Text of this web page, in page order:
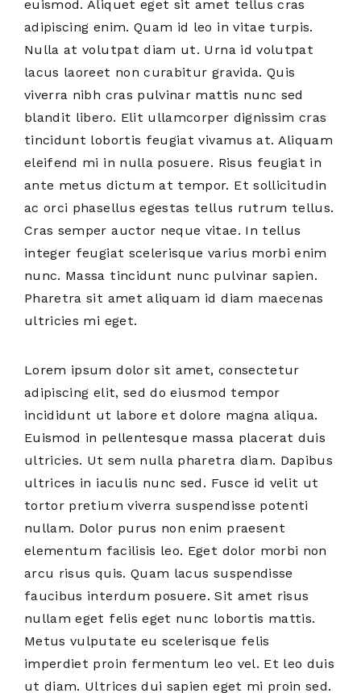
euismod. Aliquet eget sit amet tellus cras
adipiscing enim. Quam id leo in vitae turpis.
Nulla at volutpat diam ut. Urna id volutpat
lacus laoreet non curabitur gravida. Quis
viverra nibh cras pulvinar mattis nunc sed
blandit libero. Elit ullamcorper dignissim cras
tincidunt lobortis feugiat vivamus at. Aliquam
eleifend mi in nulla posuere. Risus feugiat in
ante metus dictum at tempor. Et sollicitudin
ac orci phasellus egestas tellus rutrum tellus.
Cras semper auctor neque vitae. In tellus
integer feugiat scelerisque varius morbi enim
nunc. Massa tincidunt nunc pulvinar sapien.
Pharetra sit amet aliquam id diam maecenas
ultricies mi eget.
Lorem ipsum dolor sit amet, consectetur
adipiscing elit, sed do eiusmod tempor
incididunt ut labore et dolore magna aliqua.
Euismod in pellentesque massa placerat duis
ultricies. Ut sem nulla pharetra diam. Dapibus
ultrices in iaculis nunc sed. Fusce id velit ut
tortor pretium viverra suspendisse potenti
nullam. Dolor purus non enim praesent
elementum facilisis leo. Eget dolor morbi non
arcu risus quis. Quam lacus suspendisse
faucibus interdum posuere. Sit amet risus
nullam eget felis eget nunc lobortis mattis.
Metus vulputate eu scelerisque felis
imperdiet proin fermentum leo vel. Et leo duis
ut diam. Ultrices dui sapien eget mi proin sed.